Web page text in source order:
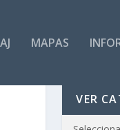
MAPAS
VER